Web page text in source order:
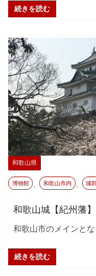
続きを読む
和歌山県
博物館 、 和歌山市内 、 城
和歌山城【紀州藩】
和歌山市のメインと
続きを読む